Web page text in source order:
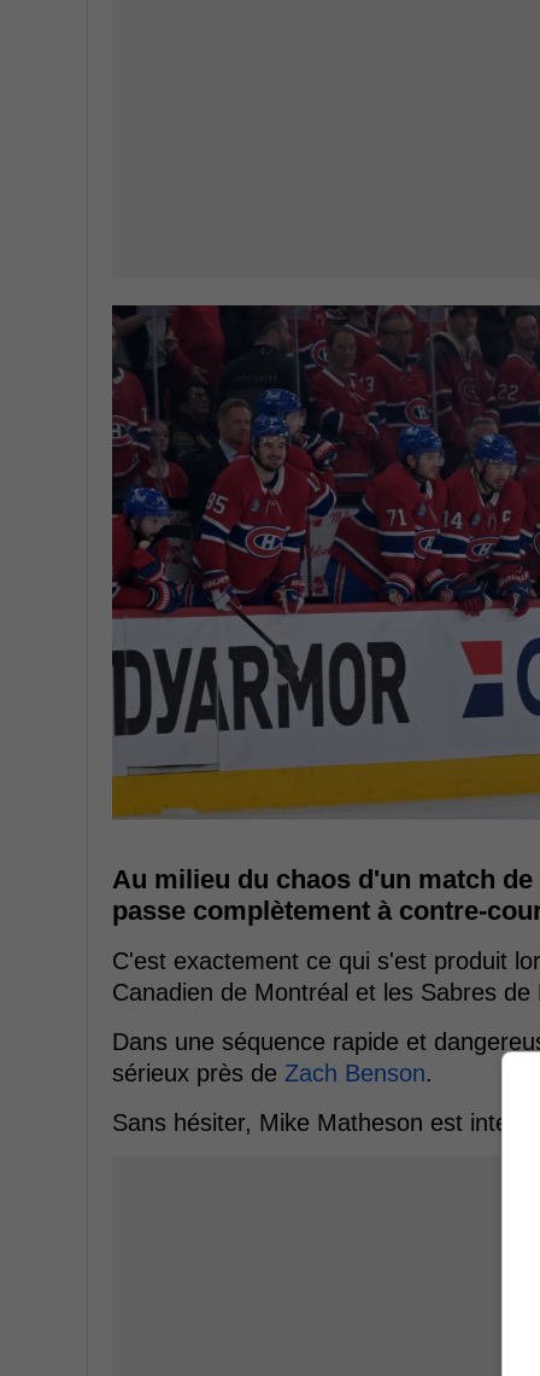
Au milieu du chaos d'un match
passe complètement à contre-
C'est exactement ce qui s'est produit
Canadien de Montréal et les Sabres de
Dans une séquence rapide et
sérieux près de Zach Benson.
Sans hésiter, Mike Matheson est